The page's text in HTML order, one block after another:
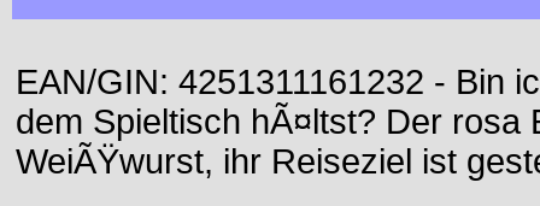
EAN/GIN: 4251311161232 - Bin
dem Spieltisch hÃ¤ltst? Der rosa
WeiÃŸwurst, ihr Reiseziel ist